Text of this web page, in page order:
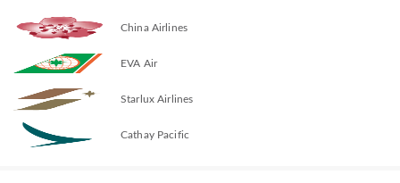
China Airlines
EVA Air
Starlux Airlines
Cathay Pacific